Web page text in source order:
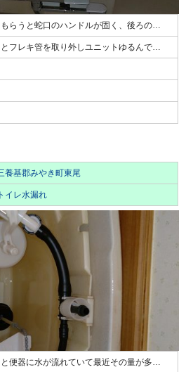
らうと蛇口のハンドルが固く、後ろの…
フレキ管を取り外しユニットゆるんで…
養基郡みやき町東尾
トイレ水漏れ
便器に水が流れていて最近その量が多…